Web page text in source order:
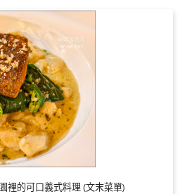
裡的可口義式料理 (文末菜單)